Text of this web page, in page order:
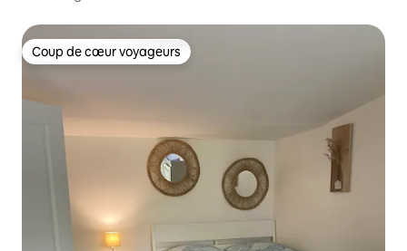
Coup de cœur voyageurs
Coup de cœur voyageurs